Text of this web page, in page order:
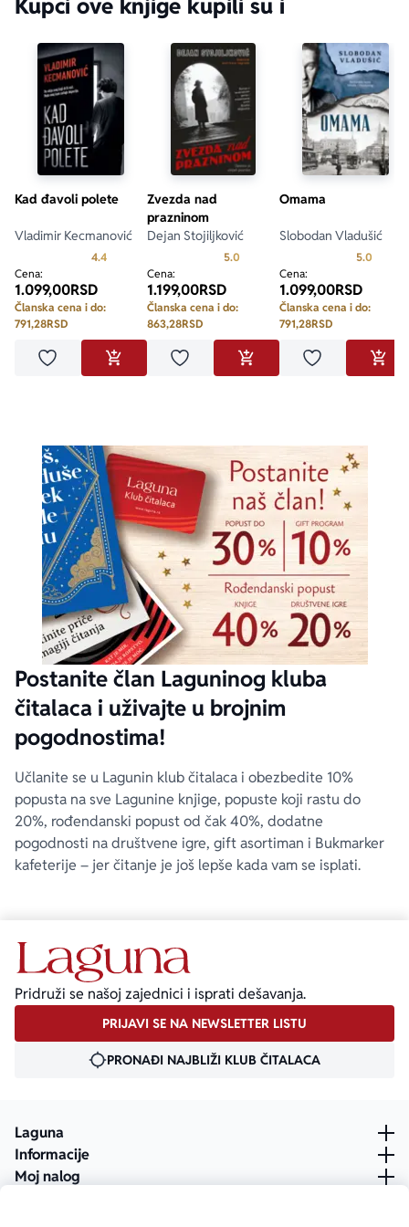
Kupci ove knjige kupili su i
Kad đavoli polete
Vladimir Kecmanović
4.4Prosecna ocena je 4.4 od 5
Cena:
1.099,00RSD
Članska cena i do:
791,28RSD
Dodaj u omiljeneDODAJ U KORPU
Zvezda nad
prazninom
Dejan Stojiljković
5.0 Prosecna ocena je 5.0 od 5
Cena:
1.199,00RSD
Članska cena i do:
863,28RSD
Dodaj u omiljeneDODAJ U KORPU
Omama
Slobodan Vladušić
5.0
Cena:
1.099,00RSD
Članska cena i do:
791,28RSD
Dodaj u
Postanite član Laguninog kluba
čitalaca i uživajte u brojnim
pogodnostima!
Učlanite se u Lagunin klub čitalaca i obezbedite 10%
popusta na sve Lagunine knjige, popuste koji rastu do
20%, rođendanski popust od čak 40%, dodatne
pogodnosti na društvene igre, gift asortiman i Bukmarker
kafeterije – jer čitanje je još lepše kada vam se isplati.
Pridruži se našoj zajednici i isprati dešavanja.
PRIJAVI SE NA NEWSLETTER LISTU
PRONAĐI NAJBLIŽI KLUB ČITALACA
Laguna
Informacije
Moj nalog